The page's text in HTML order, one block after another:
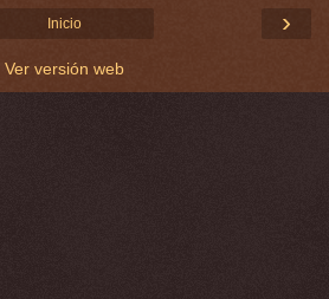
›
Inicio
Ver versión web